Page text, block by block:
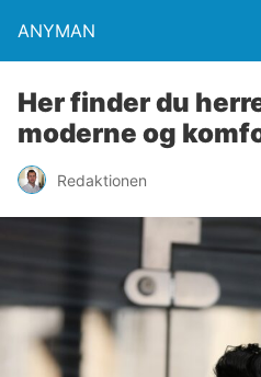
ANYMAN
Her finder du
moderne og
Redaktionen